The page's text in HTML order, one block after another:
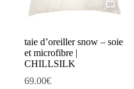
taie d’oreiller snow – soie
et microfibre |
CHILLSILK
69.00€